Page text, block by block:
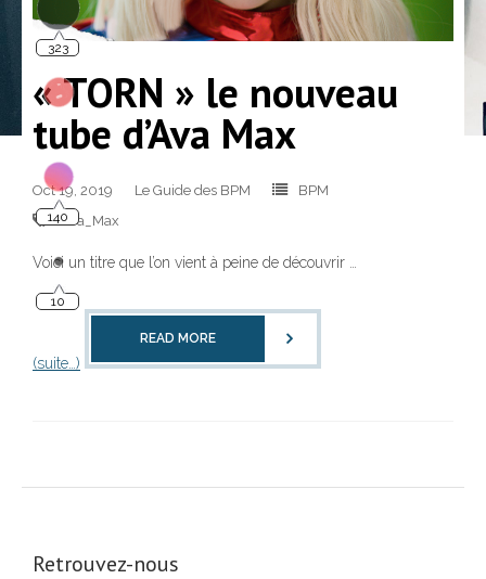
« TORN » le nouveau
tube d’Ava Max
Oct 19, 2019 Le Guide des BPM
BPM
Ava_Max
Voici un titre que l’on vient à peine de découvrir …
(suite…)
READ MORE
Retrouvez-nous
140
10